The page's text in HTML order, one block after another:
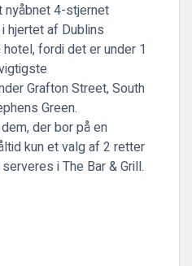
nyåbnet 4-stjernet
hjertet af Dublins
fordi det er under 1
Grafton Street, South
Green.
der bor på en
kun et valg af 2 retter
i The Bar & Grill.